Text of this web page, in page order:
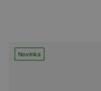
Novinka